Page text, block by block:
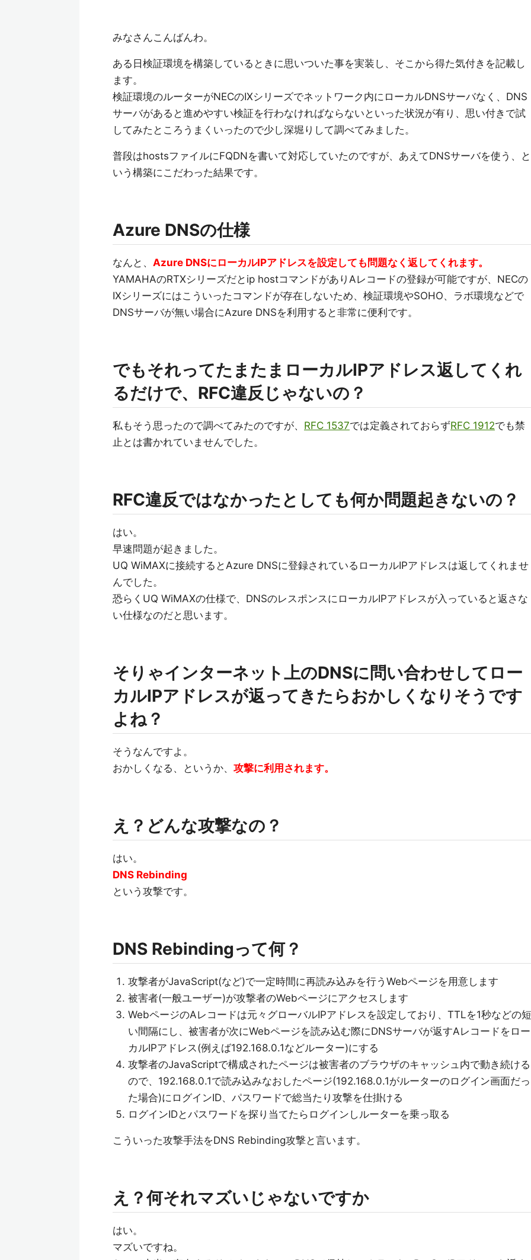
みなさんこんばんわ。
ある日検証環境を構築しているときに思いついた事を実装し、そこから得た気付きを記載し
ます。
検証環境のルーターがNECのIXシリーズでネットワーク内にローカルDNSサーバなく、DNS
サーバがあると進めやすい検証を行わなければならないといった状況が有り、思い付きで試
してみたところうまくいったので少し深堀りして調べてみました。
普段はhostsファイルにFQDNを書いて対応していたのですが、あえてDNSサーバを使う、と
いう構築にこだわった結果です。
Azure DNSの仕様
なんと、 Azure DNSにローカルIPアドレスを設定しても問題なく返してくれます。
YAMAHAのRTXシリーズだとip hostコマンドがありAレコードの登録が可能ですが、NECの
IXシリーズにはこういったコマンドが存在しないため、検証環境やSOHO、ラボ環境などで
DNSサーバが無い場合にAzure DNSを利用すると非常に便利です。
でもそれってたまたまローカルIPアドレス返してくれ
るだけで、RFC違反じゃないの？
私もそう思ったので調べてみたのですが、 RFC 1537では定義されておらずRFC 1912でも禁
止とは書かれていませんでした。
RFC違反ではなかったとしても何か問題起きないの？
はい。
早速問題が起きました。
UQ WiMAXに接続するとAzure DNSに登録されているローカルIPアドレスは返してくれませ
んでした。
恐らくUQ WiMAXの仕様で、DNSのレスポンスにローカルIPアドレスが入っていると返さな
い仕様なのだと思います。
そりゃインターネット上のDNSに問い合わせしてロー
カルIPアドレスが返ってきたらおかしくなりそうです
よね？
そうなんですよ。
おかしくなる、というか、 攻撃に利用されます。
え？どんな攻撃なの？
はい。
DNS Rebinding
という攻撃です。
DNS Rebindingって何？
攻撃者がJavaScript(など)で一定時間に再読み込みを行うWebページを用意します
被害者(一般ユーザー)が攻撃者のWebページにアクセスします
WebページのAレコードは元々グローバルIPアドレスを設定しており、TTLを1秒などの短
い間隔にし、被害者が次にWebページを読み込む際にDNSサーバが返すAレコードをロー
カルIPアドレス(例えば192.168.0.1などルーター)にする
攻撃者のJavaScriptで構成されたページは被害者のブラウザのキャッシュ内で動き続ける
ので、192.168.0.1で読み込みなおしたページ(192.168.0.1がルーターのログイン画面だっ
た場合)にログインID、パスワードで総当たり攻撃を仕掛ける
ログインIDとパスワードを探り当てたらログインしルーターを乗っ取る
こういった攻撃手法をDNS Rebinding攻撃と言います。
え？何それマズいじゃないですか
はい。
マズいですね。